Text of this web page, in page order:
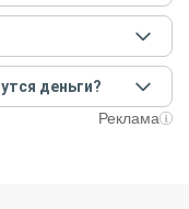
этом гид
предоплату на
состоится.
проведет встречу
групповая — на
зависит от
и внесите
другие
После этого
деньги?
мы вернем всюРеклама